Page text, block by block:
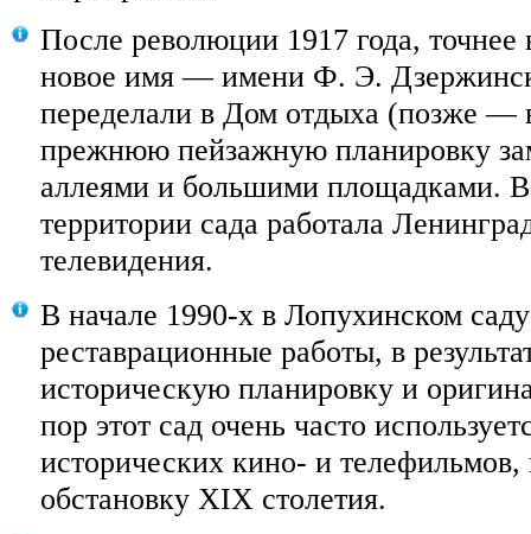
После революции 1917 года, точнее
новое имя — имени Ф. Э.
переделали в Дом отдыха (позже —
прежнюю пейзажную планировку
аллеями и большими площадками. В
территории сада работала
телевидения.
В начале 1990-х в Лопухинском
реставрационные работы, в
историческую планировку и
пор этот сад очень часто
исторических кино- и телефильмов,
обстановку XIX столетия.